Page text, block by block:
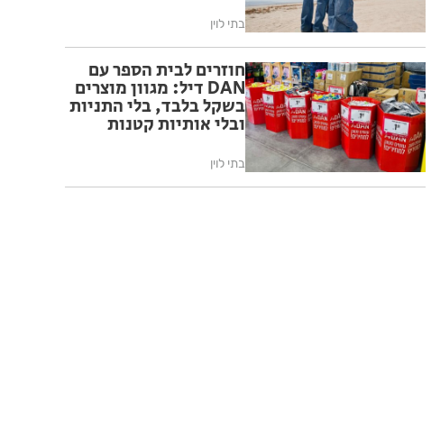
בהתאם לקונספט
בתי לוין
חוזרים לבית הספר עם
DAN דיל: מגוון מוצרים
בשקל בלבד, בלי התניות
ובלי אותיות קטנות
בתי לוין